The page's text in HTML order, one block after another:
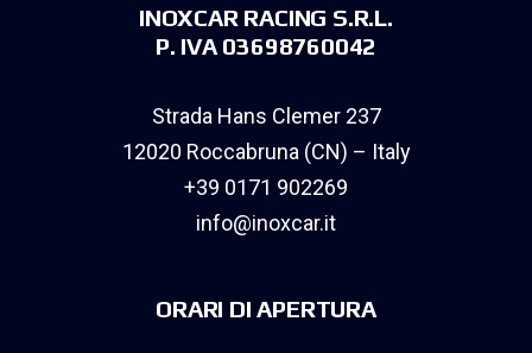
INOXCAR RACING S.R.L.
P. IVA 03698760042
Strada Hans Clemer 237
12020 Roccabruna (CN) – Italy
+39 0171 902269
info@inoxcar.it
ORARI DI APERTURA